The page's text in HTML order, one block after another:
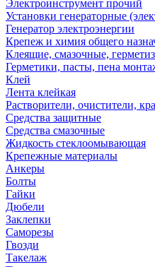
Электроинструмент прочий
Установки генераторные
Генератор электроэнергии
Крепеж и химия общего
Клеящие, смазочные,
Герметики, пасты, пена
Клей
Лента клейкая
Растворители, очистители,
Средства защитные
Средства смазочные
Жидкость стеклоомывающая
Крепежные материалы
Анкеры
Болты
Гайки
Дюбели
Заклепки
Саморезы
Гвозди
Такелаж